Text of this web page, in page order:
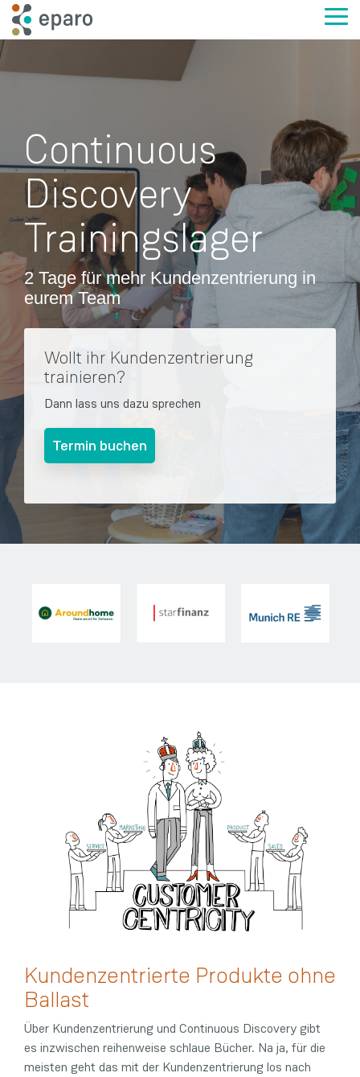
Skip
to
the
main
content.
Continuous
Discovery
Trainingslager
2 Tage für mehr Kundenzentrierung in
eurem Team
Wollt ihr Kundenzentrierung
trainieren?
Dann lass uns dazu sprechen
Termin buchen
Kundenzentrierte Produkte ohne
Ballast
Über Kundenzentrierung und Continuous Discovery gibt
es inzwischen reihenweise schlaue Bücher. Na ja, für die
meisten geht das mit der Kundenzentrierung los nach